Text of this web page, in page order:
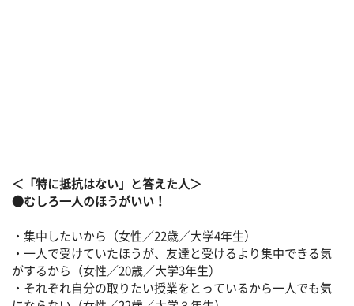
＜「特に抵抗はない」と答えた人＞
●むしろ一人のほうがいい！
・集中したいから（女性／22歳／大学4年生）
・一人で受けていたほうが、友達と受けるより集中できる気
がするから（女性／20歳／大学3年生）
・それぞれ自分の取りたい授業をとっているから一人でも気